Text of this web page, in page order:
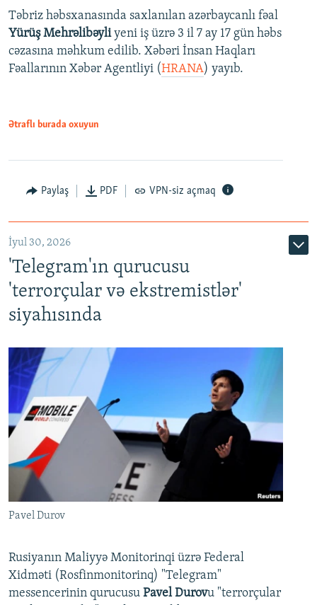
Təbriz həbsxanasında saxlanılan azərbaycanlı fəal
Yürüş Mehrəlibəyliyeni iş üzrə 3 il 7 ay 17 gün həbs
cəzasına məhkum edilib. Xəbəri İnsan Haqları
Fəallarının Xəbər Agentliyi (HRANA) yayıb.
Ətraflı burada oxuyun
Paylaş PDF VPN-siz açmaq
İyul 30, 2026
'Telegram'ın qurucusu
'terrorçular və ekstremistlər'
siyahısında
Pavel Durov
Rusiyanın Maliyyə Monitorinqi üzrə Federal
Xidməti (Rosfinmonitorinq) "Telegram"
messencerinin qurucusu Pavel Durovu "terrorçular